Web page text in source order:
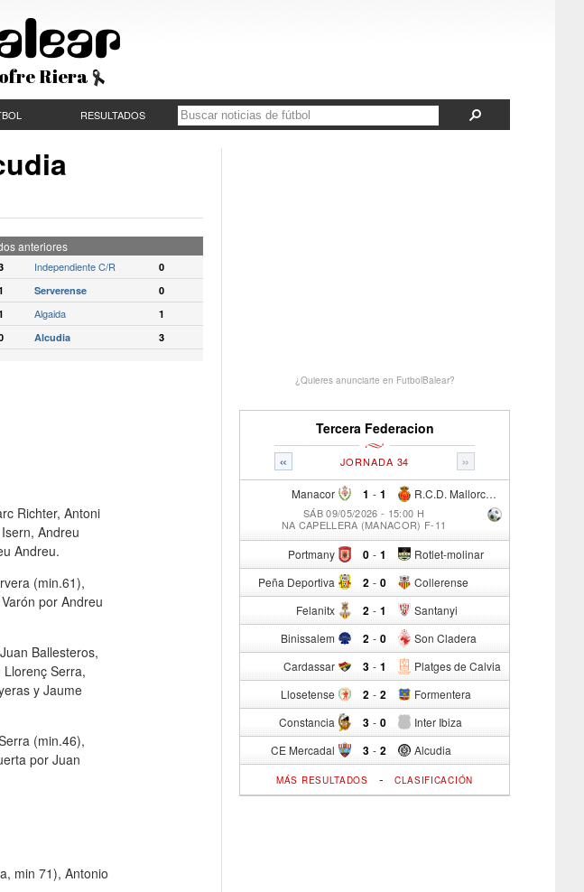
Riera
RESULTADOS
anteriores
Independiente C/R
0
Serverense
0
Algaida
1
Alcudia 3
Richter, Antoni
Andreu
Andreu.
(min.61),
por Andreu
Ballesteros,
Serra,
y Jaume
(min.46),
por Juan
min 71), Antonio
¿Quieres anunciarte en FutbolBalear?
Tercera Federacion
« »
JORNADA 34
Manacor 1 - R.C.D. Mallorca Sad "B"
1
SÁB 09/05/2026 - 15:00 H
NA CAPELLERA (MANACOR) F-11
Portmany 0 - Rotlet-molinar
1
Peña Deportiva 2 - Collerense
0
Felanitx 2 - Santanyi
1
Binissalem 2 - Son Cladera
0
Cardassar 3 - Platges de Calvia
1
Llosetense 2 - Formentera
2
Constancia 3 - Inter Ibiza
0
CE Mercadal 3 - Alcudia
2
MÁS RESULTADOS - CLASIFICACIÓN